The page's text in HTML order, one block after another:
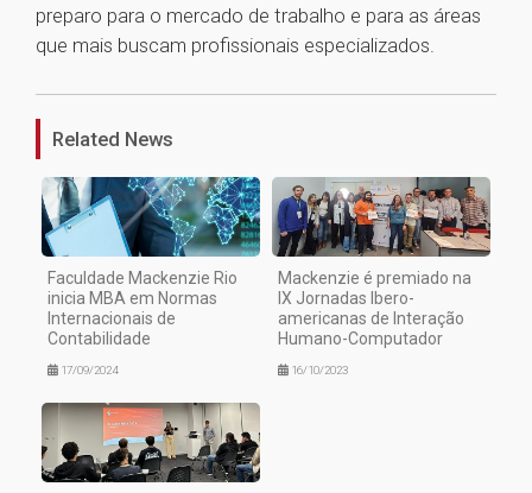
preparo para o mercado de trabalho e para as áreas
que mais buscam profissionais especializados.
1
Related News
Faculdade Mackenzie Rio
inicia MBA em Normas
Internacionais de
Contabilidade
17/09/2024
Mackenzie é premiado na
IX Jornadas Ibero-
americanas de Interação
Humano-Computador
16/10/2023